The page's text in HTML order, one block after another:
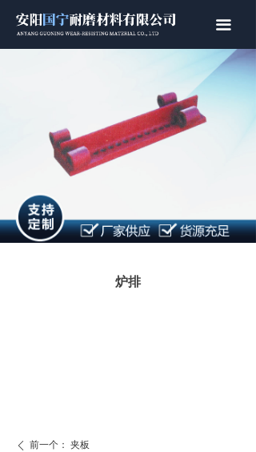
끀
首页
关于我们
联系我们
ꄴ 前一个： 夹板
炉排